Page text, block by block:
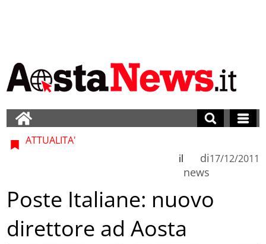
ATTUALITA'
di
news
il 17/12/2011
Poste Italiane: nuovo
direttore ad Aosta